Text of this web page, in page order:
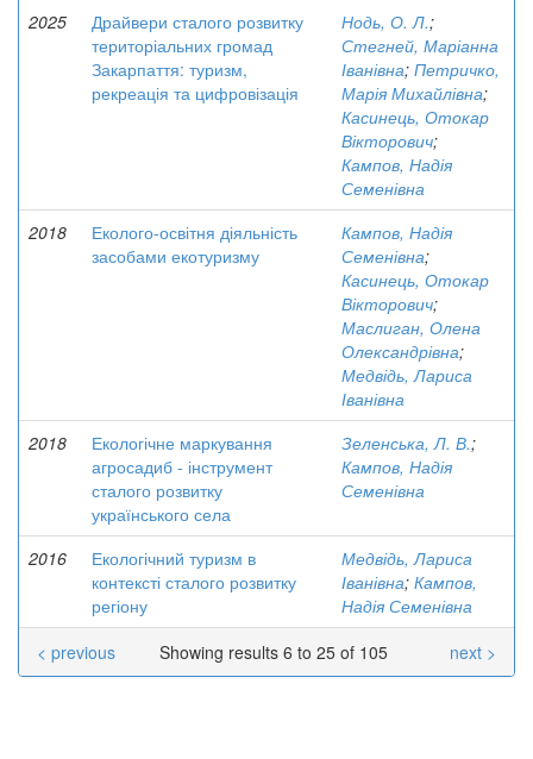
2025
Драйвери сталого розвитку
територіальних громад
Закарпаття: туризм,
рекреація та цифровізація
Нодь, О. Л.;
Стегней, Маріанна
Іванівна; Петричко,
Марія Михайлівна;
Касинець, Отокар
Вікторович;
Кампов, Надія
Семенівна
2018
Еколого-освітня діяльність
засобами екотуризму
Кампов, Надія
Семенівна;
Касинець, Отокар
Вікторович;
Маслиган, Олена
Олександрівна;
Медвідь, Лариса
Іванівна
2018
Екологічне маркування
агросадиб - інструмент
сталого розвитку
українського села
Зеленська, Л. В.;
Кампов, Надія
Семенівна
2016
Екологічний туризм в
контексті сталого розвитку
регіону
Медвідь, Лариса
Іванівна; Кампов,
Надія Семенівна
Showing results 6 to 25 of 105
< previous next >